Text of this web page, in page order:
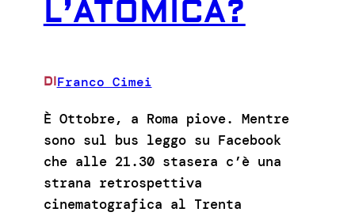
L’ATOMICA?
DIFranco Cimei
È Ottobre, a Roma piove. Mentre
sono sul bus leggo su Facebook
che alle 21.30 stasera c’è una
strana retrospettiva
cinematografica al Trenta